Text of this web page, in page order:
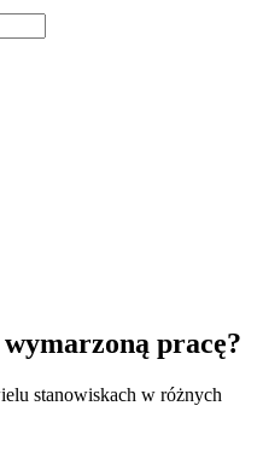
pracę?
stanowiskach w różnych